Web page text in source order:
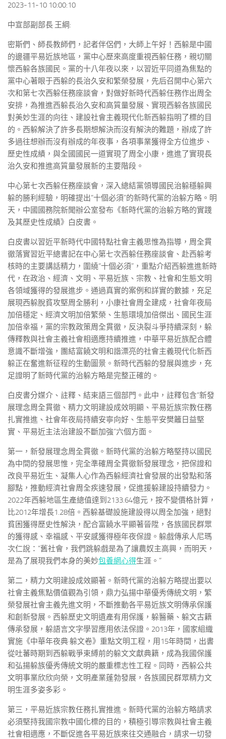
2023-11-10 10:00:10
中宣部副部長 王綱:
密斯們、師長教師們，記者伴侶們，大師上午好！西躲是中國
的邊疆平易近族地區，黨中心歷來高度重視西躲任務，親切關
懷西躲各族國民。黨的十八年夜以來，以習近平同道為焦點的
黨中心著眼于西躲的長治久安和繁榮發展，先后召開中心第六
次和第七次西躲任務座談會，對做好新時代西躲任務作出周全
安排，為推進西躲長治久安和高質量發展、實現西躲各族國民
對美妙生涯的向往、建設社會主義現代化新西躲指明了標的目
的。西躲解決了許多長期想解決而沒有解決的難題，辦成了許
多過往想辦而沒有辦成的年夜事，各項事業獲得全方位進步、
歷史性成績，與全國國民一道實現了周全小康，進進了實現長
治久安和推進高質量發展新的主要階段。
中心第七次西躲任務座談會，深入總結黨領導國民治躲穩躲興
躲的勝利經驗，明確提出“十個必須”的新時代黨的治躲方略。明
天，中國國務院新聞辦公室發布《新時代黨的治躲方略的實踐
及其歷史性成績》白皮書。
白皮書以習近平新時代中國特點社會主義思惟為指導，周全貫
徹落實習近平總書記在中心第七次西躲任務座談會、赴西躲考
核時的主要講話精力，圍繞“十個必須”，重點介紹西躲進進新時
代，在政治、經濟、文明、平易近族、宗教、社會和生態文明
各領域獲得的發展進步。通過真實的案例和詳實的數據，充足
展現西躲脫貧攻堅周全勝利，小康社會周全建成，社會年夜局
加倍穩定、經濟文明加倍繁榮、生態環境加倍傑出、國民生涯
加倍幸福，黨的宗教政策周全貫徹，反決裂斗爭持續深刻，躲
傳釋教與社會主義社會相適應持續推進，中華平易近族配合體
意識不斷增強，團結富饒文明和諧漂亮的社會主義現代化新西
躲正在奮進新征程的生動圖景。新時代西躲的發展與進步，充
足證明了新時代黨的治躲方略是完整正確的。
白皮書分媒介、註釋、結束語三個部門。此中，註釋包含“新發
展理念周全貫徹、精力文明建設成效明顯、平易近族宗教任務
扎實推進、社會年夜局持續安寧向好、生態平安樊籬日益堅
實、平易近主法治建設不斷加強”六個方面。
第一，新發展理念周全貫徹。新時代黨的治躲方略堅持以國民
為中間的發展思惟，完全準確周全貫徹新發展理念，把保證和
改良平易近生、凝集人心作為西躲經濟社會發展的出發點和落
腳點，推動經濟社會周全疾速發展，促進援躲建設持續發力。
2022年西躲地區生產總值達到2133.64億元，按不變價格計算，
比2012年增長1.28倍。西躲基礎設施建設得以周全加強，絕對
貧困獲得歷史性解決，配合富饒水平顯著晉陞，各族國民群眾
的獲得感、幸福感、平安感獲得極年夜保證。躲戲傳承人尼瑪
次仁說：“舊社會，我們跳躲戲是為了讓農奴主高興，而明天，
是為了展現我們本身的美妙包養網心得生涯。”
第二，精力文明建設成效顯著。新時代黨的治躲方略提出要以
社會主義焦點價值觀為引領，鼎力弘揚中華優秀傳統文明，繁
榮發展社會主義先進文明，不斷推動各平易近族文明傳承保護
和創新發展。西躲歷史文明遺產有用保護，躲醫藥、躲文古籍
傳承發展，躲語言文字學習應用依法保證。2013年，國家組織
實施《中華年夜典·躲文卷》重點文明工程，用15年時間，出書
從吐蕃時期到西躲戰爭束縛前的躲文文獻典籍，成為我國保護
和弘揚躲族優秀傳統文明的嚴重標志性工程。同時，西躲公共
文明事業欣欣向榮，文明產業蓬勃發展，各族國民群眾精力文
明生涯多姿多彩。
第三，平易近族宗教任務扎實推進。新時代黨的治躲方略請求
必須堅持我國宗教中國化標的目的，積極引導宗教與社會主義
社會相適應，不斷促進各平易近族來往交通融合，請求一切發